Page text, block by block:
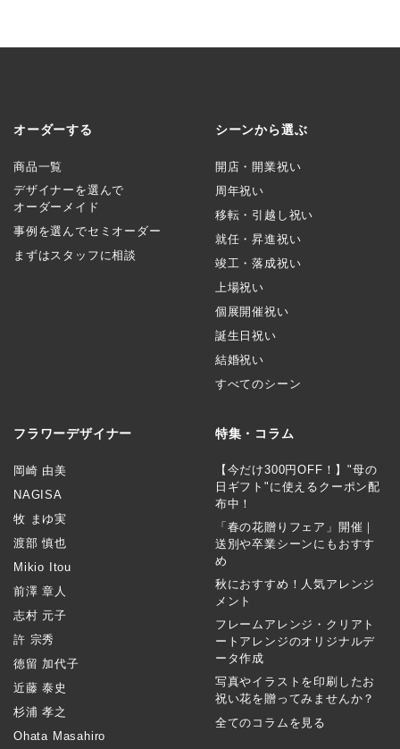
オーダーする
商品一覧
デザイナーを選んで
オーダーメイド
事例を選んでセミオーダー
まずはスタッフに相談
シーンから選ぶ
開店・開業祝い
周年祝い
移転・引越し祝い
就任・昇進祝い
竣工・落成祝い
上場祝い
個展開催祝い
誕生日祝い
結婚祝い
すべてのシーン
フラワーデザイナー
岡崎 由美
NAGISA
牧 まゆ実
渡部 慎也
Mikio Itou
前澤 章人
志村 元子
許 宗秀
徳留 加代子
近藤 泰史
杉浦 孝之
Ohata Masahiro
特集・コラム
【今だけ300円OFF！】"母の
日ギフト"に使えるクーポン配
布中！
「春の花贈りフェア」開催｜
送別や卒業シーンにもおすす
め
秋におすすめ！人気アレンジ
メント
フレームアレンジ・クリアト
ートアレンジのオリジナルデ
ータ作成
写真やイラストを印刷したお
祝い花を贈ってみませんか？
全てのコラムを見る